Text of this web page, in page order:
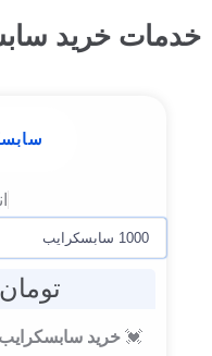
خدمات خرید
تومان
💓خرید